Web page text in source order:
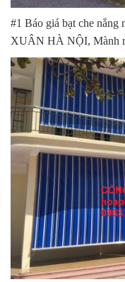
#1 Báo giá bạt che
XUÂN HÀ NỘI, Mành